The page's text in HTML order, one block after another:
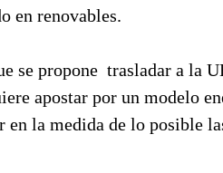
en renovables.
se propone trasladar a la
apostar por un modelo
en la medida de lo posible